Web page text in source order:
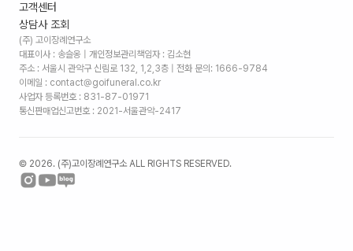
고객센터
상담사 조회
(주) 고이장례연구소
대표이사 : 송슬옹 | 개인정보관리책임자 : 김소현
주소 : 서울시 관악구 신림로 132, 1,2,3층 | 전화 문의: 1666-9784
이메일 : contact@goifuneral.co.kr
사업자 등록번호 : 831-87-01971
통신판매업신고번호 : 2021-서울관악-2417
© 2026. (주)고이장례연구소 ALL RIGHTS RESERVED.